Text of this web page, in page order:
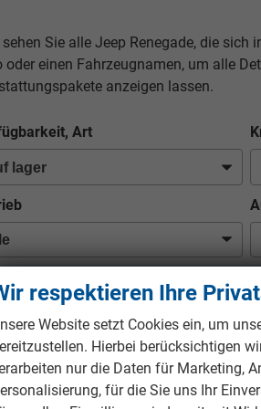
sehen Sie alle Jeep Renegade, die
oder einen Fahrzeugnamen, um alle
anzeigen lassen.
Art
Ihrer aktuellen Filterung befinden sich4
222,– € mtl.
respektieren Ihre
Website setzt Cookies ein, um
Hierbei berücksichtigen
nur die Daten für Marketing,
für die Sie uns Ihr